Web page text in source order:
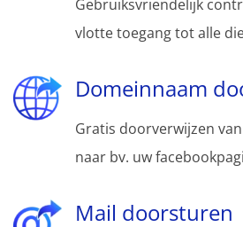
Gebruiksvriendelijk
vlotte toegang tot alle
Domeinnaam
Gratis doorverwijzen
naar bv. uw
Mail doorsturen